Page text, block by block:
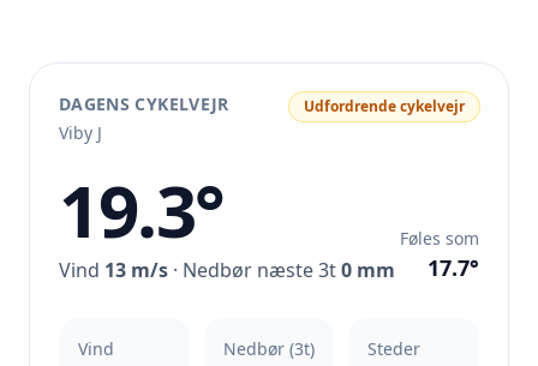
DAGENS CYKELVEJR
Viby J
Udfordrende cykelvejr
19.3°
Vind 13 m/s · Nedbør næste 3t0 mm
Føles som
17.7°
Vind Nedbør (3t) Steder